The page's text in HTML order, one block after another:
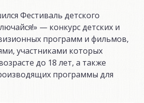
Фестиваль детского
— конкурс детских и
программ и фильмов,
участниками которых
до 18 лет, а также
программы для